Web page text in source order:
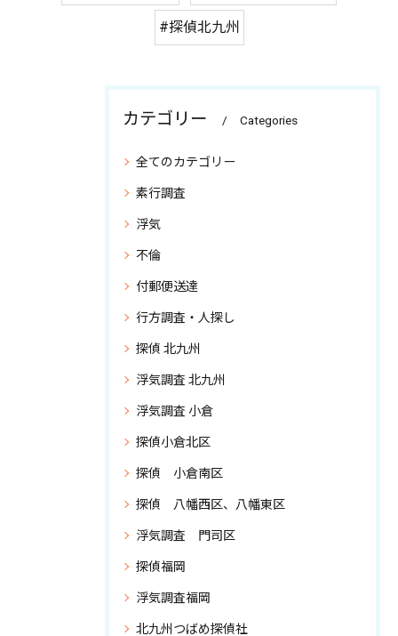
#探偵北九州
カテゴリー Categories
全てのカテゴリー
素行調査
浮気
不倫
付郵便送達
行方調査・人探し
探偵 北九州
浮気調査 北九州
浮気調査 小倉
探偵小倉北区
探偵 小倉南区
探偵 八幡西区、八幡東区
浮気調査 門司区
探偵福岡
浮気調査福岡
北九州つばめ探偵社